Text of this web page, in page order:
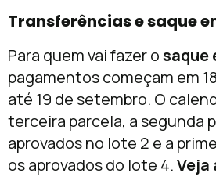
Transferências e saque
Para quem vai fazer osaque
pagamentos começam em
até 19 de setembro. O
terceira parcela, a segunda
aprovados no lote 2 e a
os aprovados do lote 4.Veja